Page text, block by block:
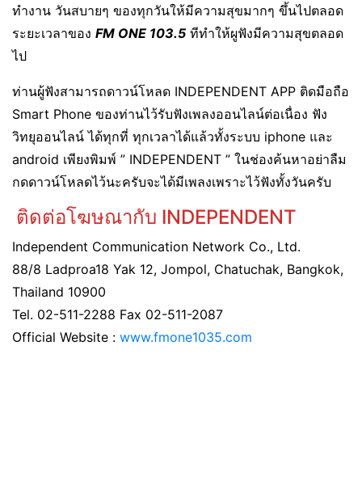
ทำงาน วันสบายๆ ของทุกวันให้มีความสุขมากๆ ขึ้นไปตลอด
ระยะเวลาของ FM ONE 103.5 ทีทำให้ผูฟังมีความสุขตลอด
ไป
ท่านผู้ฟังสามารถดาวน์โหลด INDEPENDENT APP ติดมือถือ
Smart Phone ของท่านไว้รับฟังเพลงออนไลน์ต่อเนื่อง ฟัง
วิทยุออนไลน์ ได้ทุกที่ ทุกเวลาได้แล้วทั้งระบบ iphone และ
android เพียงพิมพ์ ” INDEPENDENT ” ในช่องค้นหาอย่าลืม
กดดาวน์โหลดไว้นะครับจะได้มีเพลงเพราะไว้ฟังทั้งวันครับ
ติดต่อโฆษณากับ INDEPENDENT
Independent Communication Network Co., Ltd.
88/8 Ladproa18 Yak 12, Jompol, Chatuchak, Bangkok,
Thailand 10900
Tel. 02-511-2288 Fax 02-511-2087
Official Website : www.fmone1035.com